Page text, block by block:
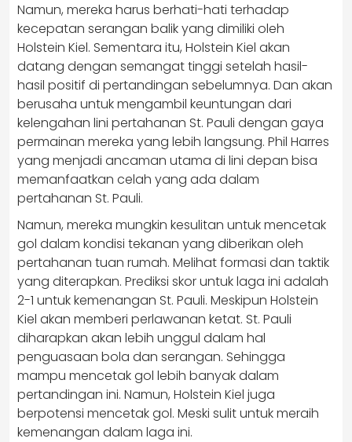
Namun, mereka harus berhati-hati terhadap
kecepatan serangan balik yang dimiliki oleh
Holstein Kiel. Sementara itu, Holstein Kiel akan
datang dengan semangat tinggi setelah hasil-
hasil positif di pertandingan sebelumnya. Dan akan
berusaha untuk mengambil keuntungan dari
kelengahan lini pertahanan St. Pauli dengan gaya
permainan mereka yang lebih langsung. Phil Harres
yang menjadi ancaman utama di lini depan bisa
memanfaatkan celah yang ada dalam
pertahanan St. Pauli.
Namun, mereka mungkin kesulitan untuk mencetak
gol dalam kondisi tekanan yang diberikan oleh
pertahanan tuan rumah. Melihat formasi dan taktik
yang diterapkan. Prediksi skor untuk laga ini adalah
2-1 untuk kemenangan St. Pauli. Meskipun Holstein
Kiel akan memberi perlawanan ketat. St. Pauli
diharapkan akan lebih unggul dalam hal
penguasaan bola dan serangan. Sehingga
mampu mencetak gol lebih banyak dalam
pertandingan ini. Namun, Holstein Kiel juga
berpotensi mencetak gol. Meski sulit untuk meraih
kemenangan dalam laga ini.